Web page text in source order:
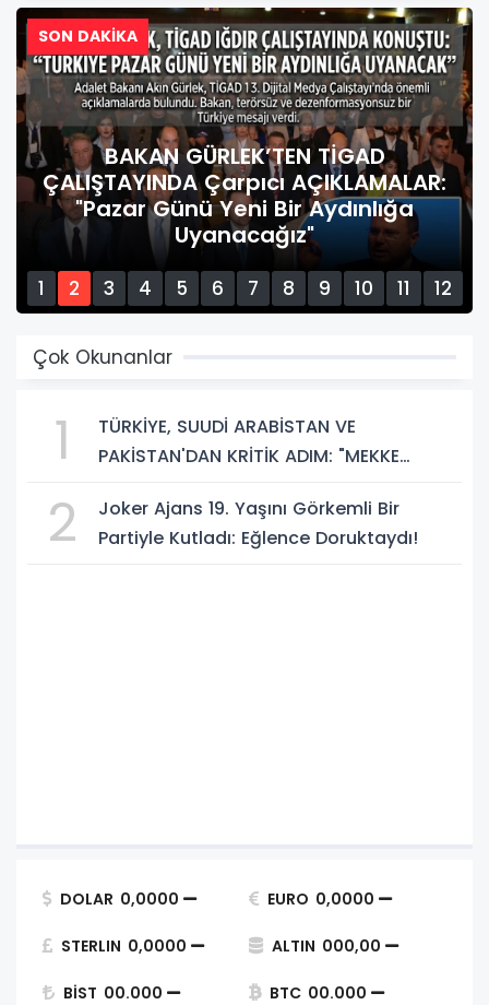
SON DAKİKA
BAKAN GÜRLEK’TEN TİGAD
ÇALIŞTAYINDA Çarpıcı AÇIKLAMALAR:
"Pazar Günü Yeni Bir Aydınlığa
Uyanacağız"
1 2 3 4 5 6 7 8 9 10 11
12
Çok Okunanlar
1
TÜRKİYE, SUUDİ ARABİSTAN VE
PAKİSTAN'DAN KRİTİK ADIM: "MEKKE
2
Joker Ajans 19. Yaşını Görkemli Bir
Partiyle Kutladı: Eğlence Doruktaydı!
DOLAR 0,0000 EURO 0,0000
STERLIN 0,0000 ALTIN 000,00
BİST 00.000 BTC 00.000